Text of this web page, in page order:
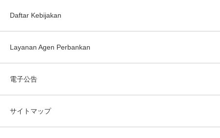
Daftar Kebijakan
Layanan Agen Perbankan
電子公告
サイトマップ